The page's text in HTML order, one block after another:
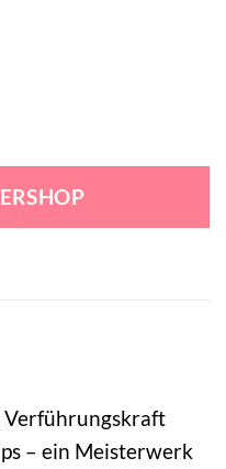
€.
Verführungskraft
– ein Meisterwerk